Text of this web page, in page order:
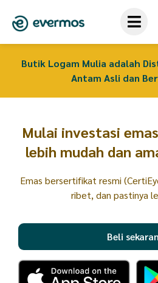
JadiResellerEmas adalah
punya banyak
Mulai investasi
lebih mudah dan
Emas bersertifikat resmi
ribet, dan pastinya
Beli